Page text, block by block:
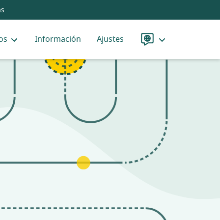
Información Ajustes
Idioma